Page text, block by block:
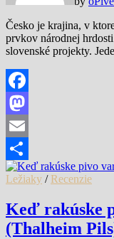
Česko je krajina, v
prvkov národnej
slovenské projekty.
Facebook
Mastodon
Email
Share
Ležiaky / Recenzie
Keď rakúske
(Thalheim